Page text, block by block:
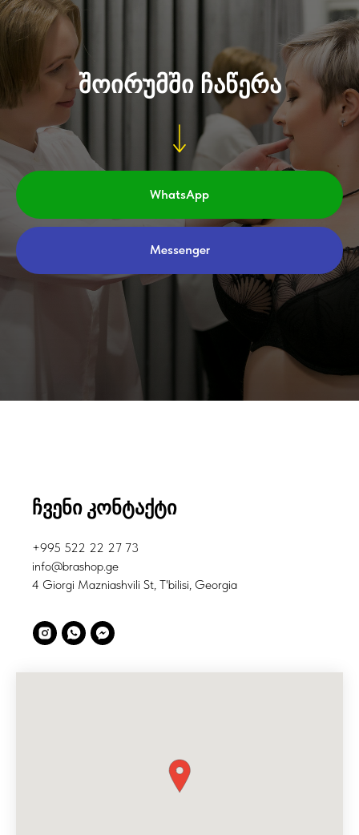
შოირუმში ჩაწერა
WhatsApp
Messenger
ჩვენი კონტაქტი
+995 522 22 27 73
info@brashop.ge
4 Giorgi Mazniashvili St, T'bilisi, Georgia